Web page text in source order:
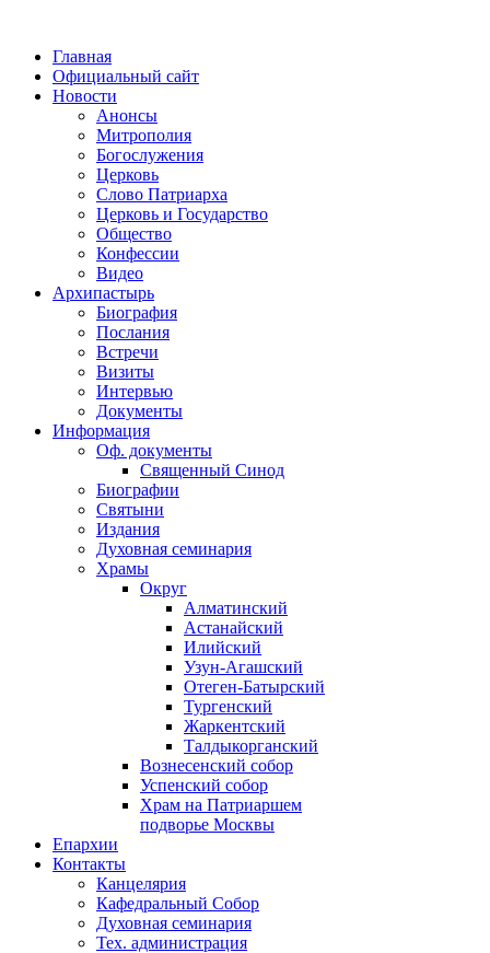
Главная
Официальный сайт
Новости
Анонсы
Митрополия
Богослужения
Церковь
Слово Патриарха
Церковь и Государство
Общество
Конфессии
Видео
Архипастырь
Биография
Послания
Встречи
Визиты
Интервью
Документы
Информация
Оф. документы
Священный Синод
Биографии
Святыни
Издания
Духовная семинария
Храмы
Округ
Алматинский
Астанайский
Илийский
Узун-Агашский
Отеген-Батырский
Тургенский
Жаркентский
Талдыкорганский
Вознесенский собор
Успенский собор
Храм на Патриаршем
подворье Москвы
Епархии
Контакты
Канцелярия
Кафедральный Собор
Духовная семинария
Тех. администрация